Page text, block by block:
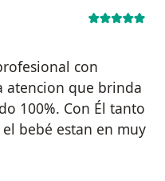
con
atencion que brinda
100%. Con Él tanto
bebé estan en muy